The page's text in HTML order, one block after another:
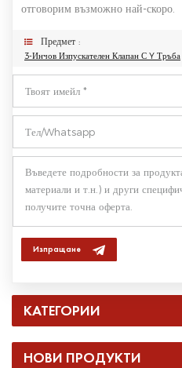
отговорим възможно най-скоро.
Предмет :
3-Инчов Изпускателен Клапан С Y Тръба
Изпращане
КАТЕГОРИИ
НОВИ ПРОДУКТИ